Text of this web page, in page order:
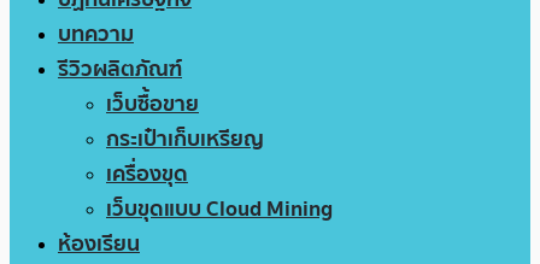
บทความ
รีวิวผลิตภัณฑ์
เว็บซื้อขาย
กระเป๋าเก็บเหรียญ
เครื่องขุด
เว็บขุดแบบ Cloud Mining
ห้องเรียน